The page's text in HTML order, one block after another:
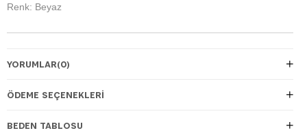
Renk: Beyaz
YORUMLAR(0)
ÖDEME SEÇENEKLERI
BEDEN TABLOSU